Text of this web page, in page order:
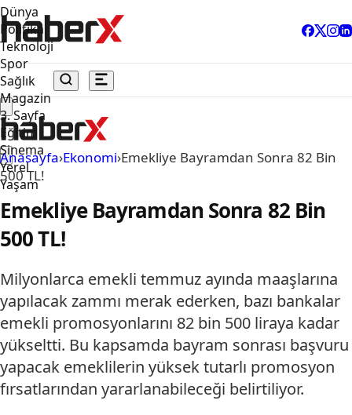
Dünya
Politika
Teknoloji
Spor
Sağlık
Magazin
3. Sayfa
Eğitim
Sinema
Yerel
Yaşam
Anasayfa›Ekonomi›Emekliye Bayramdan Sonra 82 Bin
500 TL!
Emekliye Bayramdan Sonra 82 Bin
500 TL!
Milyonlarca emekli temmuz ayında maaşlarına
yapılacak zammı merak ederken, bazı bankalar
emekli promosyonlarını 82 bin 500 liraya kadar
yükseltti. Bu kapsamda bayram sonrası başvuru
yapacak emeklilerin yüksek tutarlı promosyon
fırsatlarından yararlanabileceği belirtiliyor.